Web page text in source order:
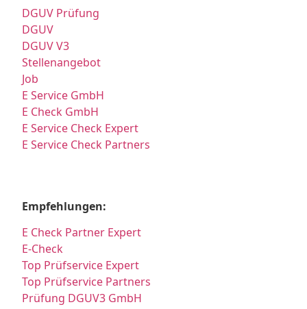
DGUV Prüfung
DGUV
DGUV V3
Stellenangebot
Job
E Service GmbH
E Check GmbH
E Service Check Expert
E Service Check Partners
Empfehlungen:
E Check Partner Expert
E-Check
Top Prüfservice Expert
Top Prüfservice Partners
Prüfung DGUV3 GmbH